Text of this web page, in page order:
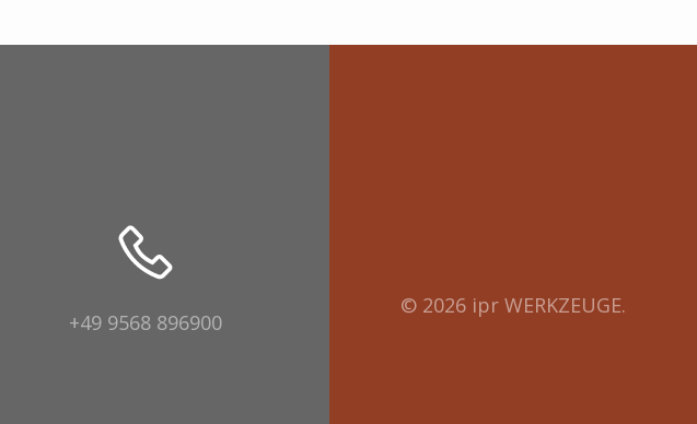
+49 9568 896900
© 2026 ipr WERKZEUGE.